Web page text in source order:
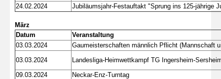
24.02.2024
Jubiläumsjahr-Festauftakt "Sprung ins 125-jährige
März
Datum
Veranstaltung
03.03.2024
Gaumeisterschaften männlich Pflicht (Mannschaft
03.03.2024
Landesliga-Heimwettkampf TG Ingersheim-
09.03.2024
Neckar-Enz-Turntag